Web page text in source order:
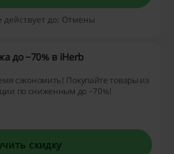
до: Отмены
до −70% в iHerb
сэкономить! Покупайте товары из
по сниженным до −70%!
скидку